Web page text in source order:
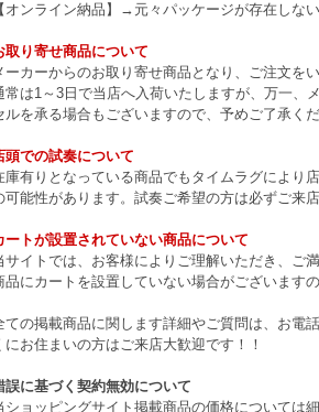
オンライン納品】→元々パッケージが存在しな
取り寄せ商品について
ーカーからのお取り寄せ商品となり、ご注文を
常は1～3日で当店へ入荷いたしますが、万一、
ルを承る場合もございますので、予めご了承くだ
頭での試奏について
庫有りとなっている商品でもタイムラグにより
可能性があります。試奏ご希望の方は必ずご来
ートが設置されていない商品について
サイトでは、お客様によりご理解いただき、ご
品にカートを設置していない場合がございます
ての掲載商品に関します詳細やご質問は、お電
にお住まいの方はご来店大歓迎です！！
誤に基づく契約無効について
ショッピングサイト掲載商品の価格については